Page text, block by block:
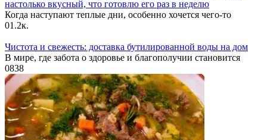
настолько вкусный, что готовлю его раз в неделю
Когда наступают теплые дни, особенно хочется чего-то
01.2к.
Чистота и свежесть: доставка бутилированной воды на дом
В мире, где забота о здоровье и благополучии становится
0838